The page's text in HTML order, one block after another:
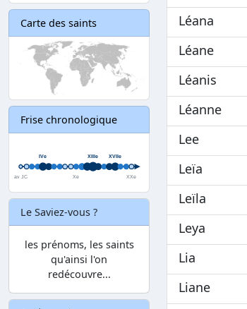
Carte des saints
Frise chronologique
Le Saviez-vous ?
les prénoms, les saints
qu'ainsi l'on
redécouvre...
Léana
Léane
Léanis
Léanne
Lee
Leïa
Leïla
Leya
Lia
Liane